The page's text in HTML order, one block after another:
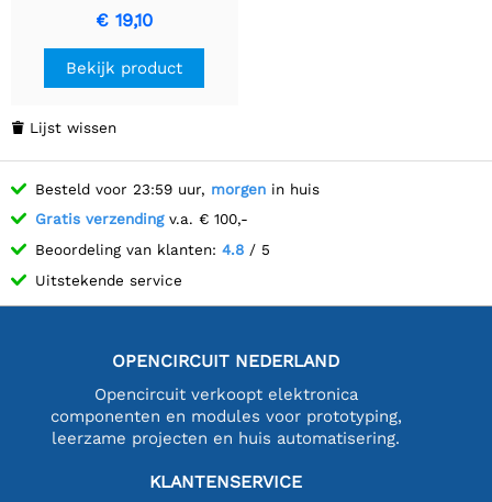
mm, 12 VDC
€ 19,10
Bekijk product
 Lijst wissen
Besteld voor 23:59 uur, morgen in huis
Gratis verzendingv.a. € 100,-
Beoordeling van klanten: 4.8 / 5
Uitstekende service
OPENCIRCUIT NEDERLAND
Opencircuit verkoopt elektronica
componenten en modules voor prototyping,
leerzame projecten en huis automatisering.
KLANTENSERVICE